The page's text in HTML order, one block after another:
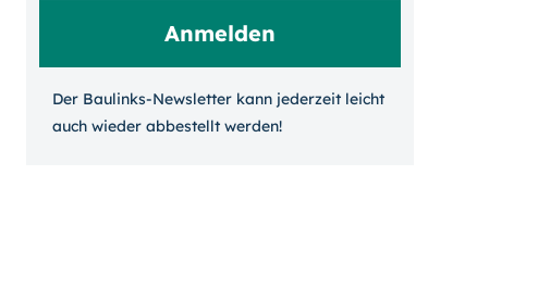
Der Baulinks-Newsletter kann jeder­zeit leicht
auch wieder ab­bestellt werden!